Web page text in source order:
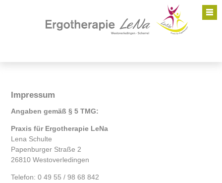
Impressum
Angaben gemäß § 5 TMG:
Praxis für Ergotherapie LeNa
Lena Schulte
Papenburger Straße 2
26810 Westoverledingen
Telefon: 0 49 55 / 98 68 842